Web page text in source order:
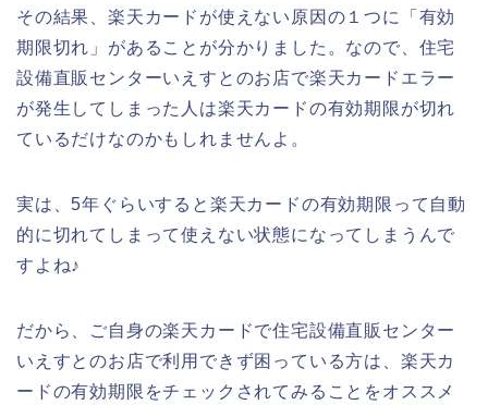
その結果、楽天カードが使えない原因の１つに「有効
期限切れ」があることが分かりました。なので、住宅
設備直販センターいえすとのお店で楽天カードエラー
が発生してしまった人は楽天カードの有効期限が切れ
ているだけなのかもしれませんよ。
実は、5年ぐらいすると楽天カードの有効期限って自動
的に切れてしまって使えない状態になってしまうんで
すよね♪
だから、ご自身の楽天カードで住宅設備直販センター
いえすとのお店で利用できず困っている方は、楽天カ
ードの有効期限をチェックされてみることをオススメ